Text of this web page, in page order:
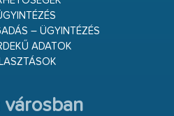
– ÜGYINTÉZÉS
ADATOK
városban